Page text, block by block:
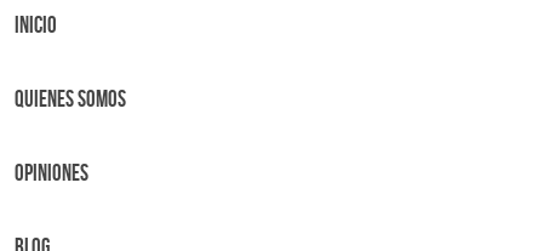
Inicio
Quienes Somos
OPINIONES